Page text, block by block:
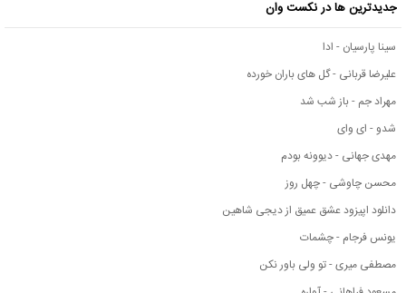
جدیدترین ها در نکست وان
سینا پارسیان - ادا
علیرضا قربانی - گل های باران خورده
مهراد جم - باز شب شد
شدو - ای وای
مهدی جهانی - دیوونه بودم
محسن چاوشی - چهل روز
دانلود اپیزود عشق عمیق از دیجی شاهین
یونس فرجام - چشمات
مصطفی میری - تو ولی باور نکن